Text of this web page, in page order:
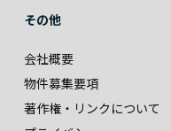
その他
会社概要
物件募集要項
著作権・リンクについて